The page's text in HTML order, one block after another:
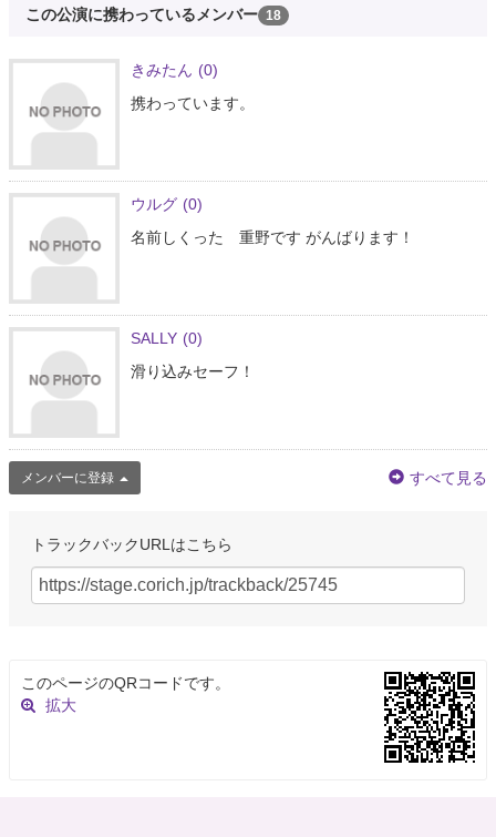
この公演に携わっているメンバー 18
きみたん (0)
携わっています。
ウルグ (0)
名前しくった 重野です がんばります！
SALLY (0)
滑り込みセーフ！
メンバーに登録 すべて見る
トラックバックURLはこちら
このページのQRコードです。
拡大